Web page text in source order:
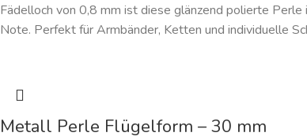
Fädelloch von 0,8 mm ist diese glänzend polierte
Note. Perfekt für Armbänder, Ketten und individuelle
Metall Perle Flügelform – 30 mm